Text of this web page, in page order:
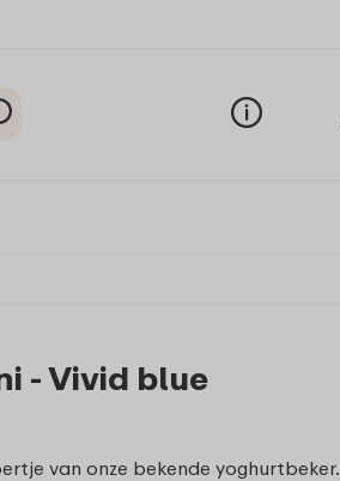
- Vivid blue
van onze bekende